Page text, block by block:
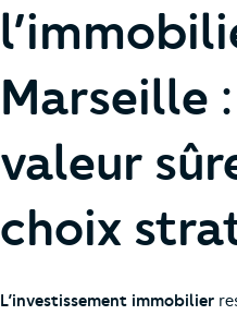
Marseille
valeur
choix
L’investissement immobilier